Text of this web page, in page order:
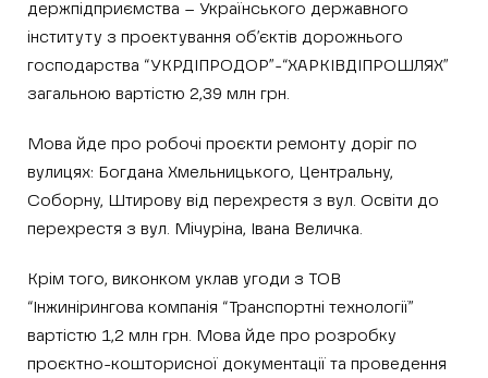
держпідприємства – Українського державного
інституту з проектування об’єктів дорожнього
господарства “УКРДІПРОДОР”-“ХАРКІВДІПРОШЛЯХ”
загальною вартістю 2,39 млн грн.
Мова йде про робочі проєкти ремонту доріг по
вулицях: Богдана Хмельницького, Центральну,
Соборну, Штирову від перехрестя з вул. Освіти до
перехрестя з вул. Мічуріна, Івана Величка.
Крім того, виконком уклав угоди з ТОВ
“Інжинірингова компанія “Транспортні технології”
вартістю 1,2 млн грн. Мова йде про розробку
проєктно-кошторисної документації та проведення